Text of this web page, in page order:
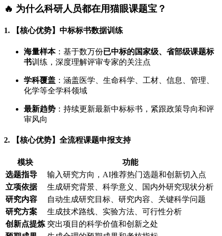
🔥 为什么科研人员都在用猫眼课题宝？
1. 【核心优势】中标标书数据训练
海量样本：基于数万份已中标的国家级、省部级课题标
书训练，深度理解评审专家的关注点
学科覆盖 ：涵盖医学、生命科学、工材、信息、管理、
化学等全学科领域
最新趋势 ：持续更新最新中标标书，紧跟政策导向和评
审风向
2. 【核心优势】全流程课题申报支持
模块
功能
选题指导
输入研究方向，AI推荐热门选题和创新切入点
立项依据
生成研究背景、科学意义、国内外研究现状分析
研究内容
自动生成研究目标、研究内容、关键科学问题
研究方案
生成技术路线、实验方法、可行性分析
创新点提炼 突出项目的科学价值和创新之处